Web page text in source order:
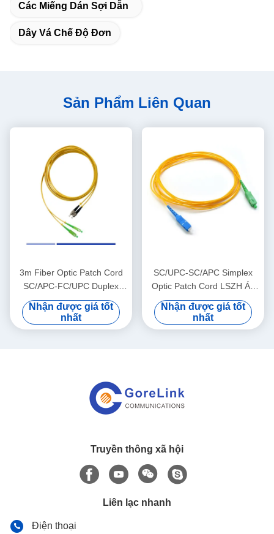
Các Miếng Dán Sợi Dẫn
Dây Vá Chế Độ Đơn
Sản Phẩm Liên Quan
3m Fiber Optic Patch Cord
SC/APC-FC/UPC Duplex
LSZH Cáp vá chế độ đơn
Tốc độ cao
Nhận được giá tốt
nhất
SC/UPC-SC/APC Simplex
Optic Patch Cord LSZH Áo
khoác 2 mm Chế độ duy
nhất Máy nhảy
Nhận được giá tốt
nhất
Truyền thông xã hội
Liên lạc nhanh
Điện thoại